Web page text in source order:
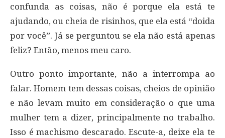
confunda as coisas, não é porque ela está te
ajudando, ou cheia de risinhos, que ela está “doida
por você”. Já se perguntou se ela não está apenas
feliz? Então, menos meu caro.
Outro ponto importante, não a interrompa ao
falar. Homem tem dessas coisas, cheios de opinião
e não levam muito em consideração o que uma
mulher tem a dizer, principalmente no trabalho.
Isso é machismo descarado. Escute-a, deixe ela te